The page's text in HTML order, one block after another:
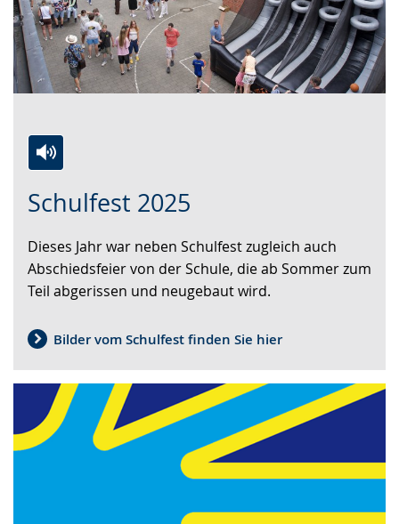
Schulfest 2025
Leichten
wechseln.
Audio-
Video
Deutscher
Gebärdensprache
wird
Dieses Jahr war neben Schulfest zugleich auch
Abschiedsfeier von der Schule, die ab Sommer zum
Teil abgerissen und neugebaut wird.
Bilder vom Schulfest finden Sie hier